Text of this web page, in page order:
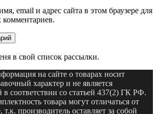
email и адрес сайта в этом браузере для
в свой список рассылки.
на сайте о товарах носит
характер и не является
соответствии со статьей 437(2) ГК РФ.
товара могут отличаться от
производитель оставляет за собой